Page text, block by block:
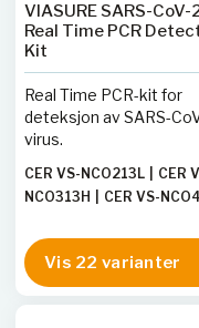
VIASURE SARS-CoV-
Real Time PCR
Kit
Real Time PCR-kit for
deteksjon av SARS-
virus.
CER VS-NCO213L
CER
NCO313H
CER VS-
NCO212H|CER VS-
|
CER VS-NCO296TE|
VS-NCO313L|CER VS-
Vis 22 varianter